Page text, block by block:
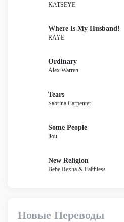
KATSEYE
Where Is My Husband!
RAYE
Ordinary
Alex Warren
Tears
Sabrina Carpenter
Some People
liou
New Religion
Bebe Rexha & Faithless
Новые Переводы